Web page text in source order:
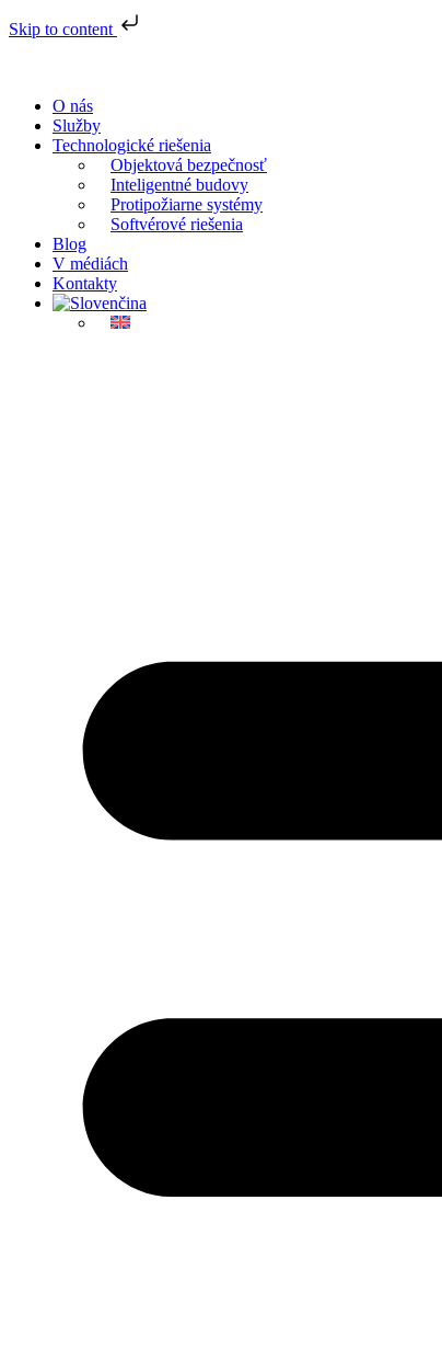
Skip to content
O nás
Služby
Technologické riešenia
Objektová bezpečnosť
Inteligentné budovy
Protipožiarne systémy
Softvérové riešenia
Blog
V médiách
Kontakty